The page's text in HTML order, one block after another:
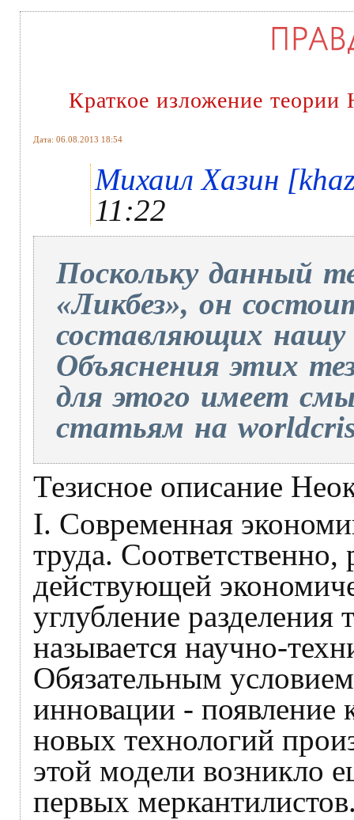
Краткое изложение теории
Дата: 06.08.2013 18:54
Михаил Хазин
11:22
Поскольку данный
«Ликбез», он
составляющих нашу
Объяснения этих
для этого имеет
статьям на
Тезисное описание
I. Современная
труда. Соответственно,
действующей
углубление разделения
называется научно-
Обязательным
инновации - появление
новых технологий
этой модели возникло
первых